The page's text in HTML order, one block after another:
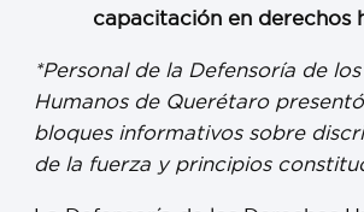
capacitación en derechos
*Personal de la Defensoría de
Humanos de Querétaro
bloques informativos sobre
de la fuerza y principios